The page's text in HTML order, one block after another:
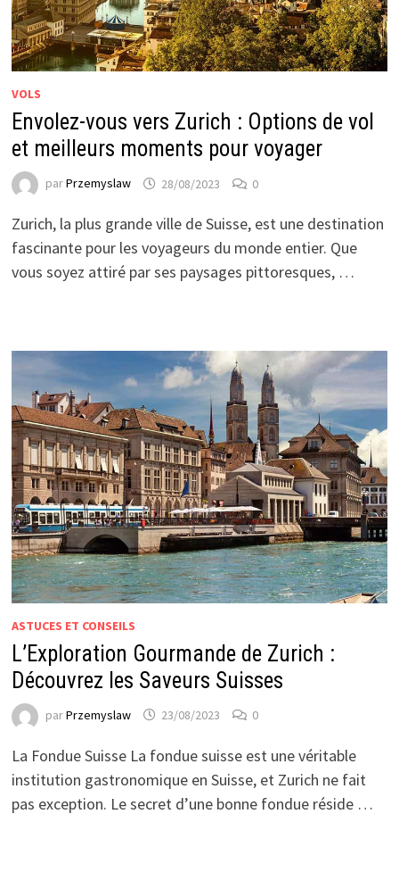
VOLS
Envolez-vous vers Zurich : Options de vol
et meilleurs moments pour voyager
parPrzemyslaw 28/08/2023 0
Zurich, la plus grande ville de Suisse, est une destination
fascinante pour les voyageurs du monde entier. Que
vous soyez attiré par ses paysages pittoresques, …
ASTUCES ET CONSEILS
L’Exploration Gourmande de Zurich :
Découvrez les Saveurs Suisses
parPrzemyslaw 23/08/2023 0
La Fondue Suisse La fondue suisse est une véritable
institution gastronomique en Suisse, et Zurich ne fait
pas exception. Le secret d’une bonne fondue réside …